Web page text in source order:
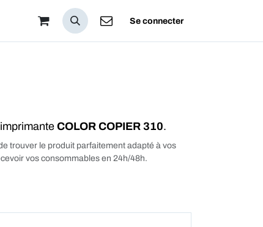
Se connecter
COLOR COPIER 310.
trouver le produit parfaitement adapté à vos
vos consommables en 24h/48h.